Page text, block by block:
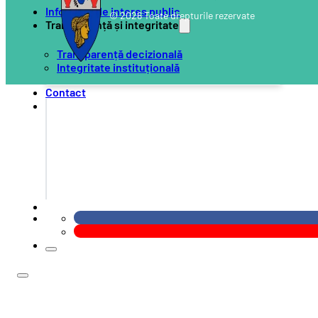
Informații de interes public
Transparență și integritate
Transparență decizională
Integritate instituțională
Contact
© 2026 Toate drepturile rezervate